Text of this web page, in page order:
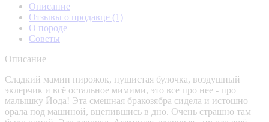
Описание
Отзывы о продавце (1)
О породе
Советы
Описание
Сладкий мамин пирожок, пушистая булочка, воздушный
эклерчик и всё остальное мимими, это все про нее - про
малышку Йода! Эта смешная бракозябра сидела и истошно
орала под машиной, вцепившись в дно. Очень страшно там